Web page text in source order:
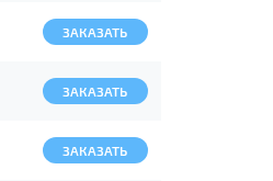
ЗАКАЗАТЬ
ЗАКАЗАТЬ
ЗАКАЗАТЬ